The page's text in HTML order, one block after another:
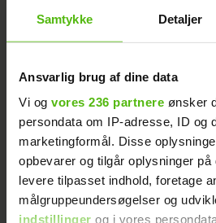
Samtykke Detaljer
Ansvarlig brug af dine data
Vi og vores 236 partnere ønsker
persondata om IP-adresse, ID
marketingformål. Disse
opbevarer og tilgår oplysninger
levere tilpasset indhold, foretage
målgruppeundersøgelser og
indstillinger og i vores
god idé – og den gav ham